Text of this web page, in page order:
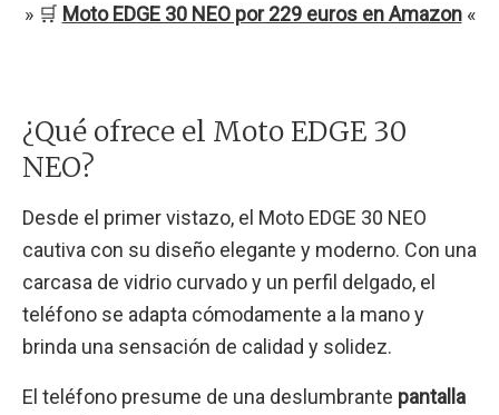
» 🛒 Moto EDGE 30 NEO por 229 euros en Amazon«
¿Qué ofrece el Moto EDGE 30
NEO?
Desde el primer vistazo, el Moto EDGE 30 NEO
cautiva con su diseño elegante y moderno. Con una
carcasa de vidrio curvado y un perfil delgado, el
teléfono se adapta cómodamente a la mano y
brinda una sensación de calidad y solidez.
El teléfono presume de una deslumbrante pantalla